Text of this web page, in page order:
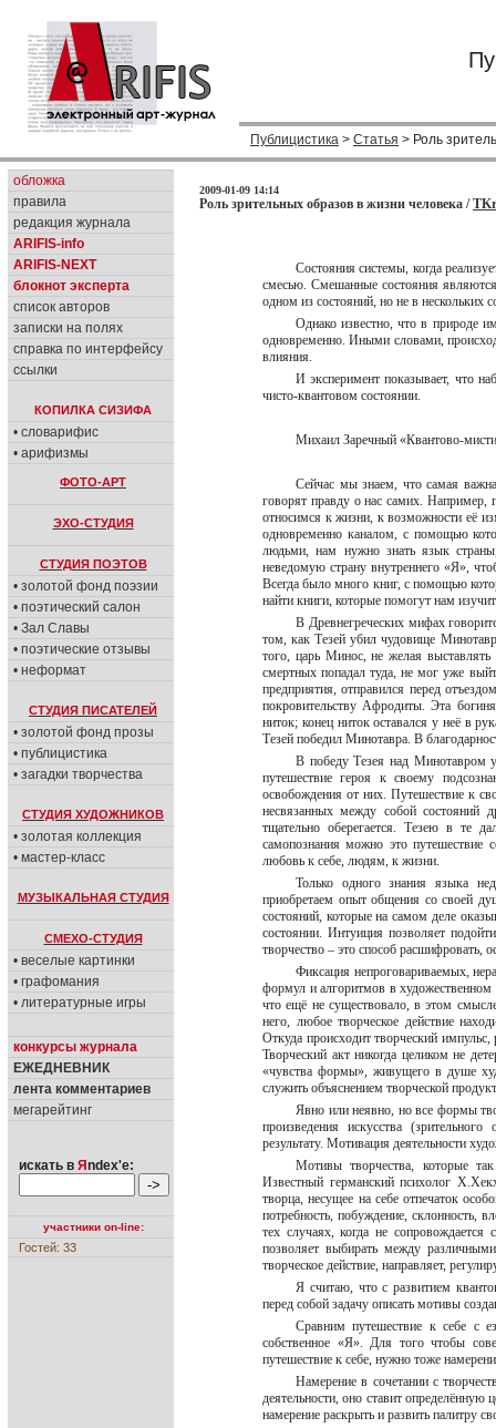
Публицистика > Статья > Роль
обложка
правила
редакция журнала
ARIFIS-info
ARIFIS-NEXT
блокнот эксперта
список авторов
записки на полях
справка по интерфейсу
ссылки
КОПИЛКА СИЗИФА
• словарифис
• арифизмы
ФОТО-АРТ
ЭХО-СТУДИЯ
СТУДИЯ ПОЭТОВ
• золотой фонд поэзии
• поэтический салон
• Зал Славы
• поэтические отзывы
• неформат
СТУДИЯ ПИСАТЕЛЕЙ
• золотой фонд прозы
• публицистика
• загадки творчества
СТУДИЯ ХУДОЖНИКОВ
• золотая коллекция
• мастер-класс
МУЗЫКАЛЬНАЯ СТУДИЯ
СМЕХО-СТУДИЯ
• веселые картинки
• графомания
• литературные игры
конкурсы журнала
ЕЖЕДНЕВНИК
лента комментариев
мегарейтинг
искать в Я ndex'е:
участники on-line:
Гостей: 33
2009-01-09 14:14
Роль зрительных образов в жизни человека /
Состояния системы, когда
смесью. Смешанные состояния
одном из состояний, но не в нескольких
Однако известно, что в природе
одновременно. Иными словами,
влияния.
И эксперимент показывает, что
чисто-квантовом состоянии.
Михаил Заречный «Квантово-
Сейчас мы знаем, что самая
говорят правду о нас самих. Например,
относимся к жизни, к возможности её
одновременно каналом, с помощью
людьми, нам нужно знать язык
неведомую страну внутреннего «Я»,
Всегда было много книг, с помощью
найти книги, которые помогут нам
В Древнегреческих мифах
том, как Тезей убил чудовище
того, царь Минос, не желая
смертных попадал туда, не мог уже
предприятия, отправился перед
покровительству Афродиты. Эта
ниток; конец ниток оставался у неё в
Тезей победил Минотавра. В
В победу Тезея над Минотавром
путешествие героя к своему
освобождения от них. Путешествие к
несвязанных между собой состояний
тщательно оберегается. Тезею в те
самопознания можно это путешествие
любовь к себе, людям, к жизни.
Только одного знания языка
приобретаем опыт общения со своей
состояний, которые на самом деле
состоянии. Интуиция позволяет
творчество – это способ расшифровать,
Фиксация непроговариваемых,
формул и алгоритмов в художественном
что ещё не существовало, в этом
него, любое творческое действие
Откуда происходит творческий
Творческий акт никогда целиком не
«чувства формы», живущего в душе
служить объяснением творческой
Явно или неявно, но все формы
произведения искусства
результату. Мотивация деятельности
Мотивы творчества, которые
Известный германский психолог
творца, несущее на себе отпечаток
потребность, побуждение, склонность,
тех случаях, когда не
позволяет выбирать между
творческое действие, направляет,
Я считаю, что с развитием
перед собой задачу описать мотивы
Сравним путешествие к себе с
собственное «Я». Для того чтобы
путешествие к себе, нужно тоже
Намерение в сочетании с
деятельности, оно ставит определённую
намерение раскрыть и развить палитру